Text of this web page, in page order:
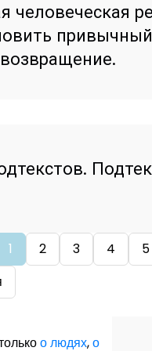
человеческая
1 2 3 4
5
о людях,о